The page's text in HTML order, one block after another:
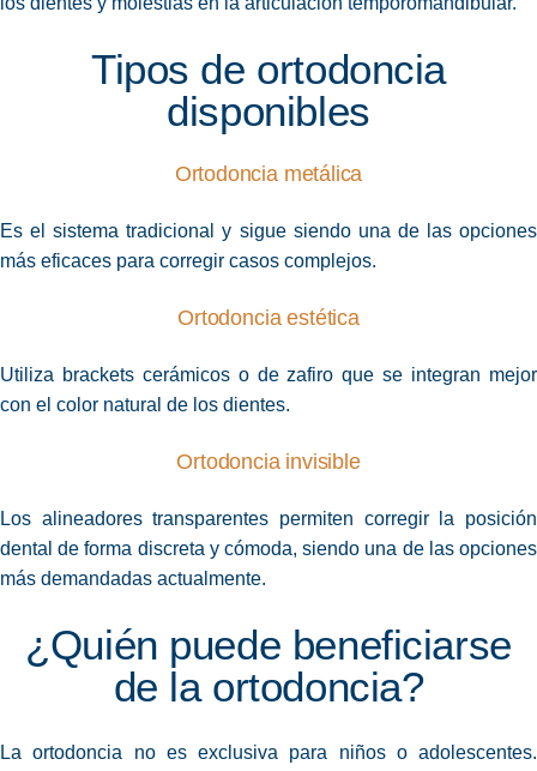
Tipos de ortodoncia
disponibles
Ortodoncia metálica
Es el sistema tradicional y sigue siendo una de las opciones
más eficaces para corregir casos complejos.
Ortodoncia estética
Utiliza brackets cerámicos o de zafiro que se integran mejor
con el color natural de los dientes.
Ortodoncia invisible
Los alineadores transparentes permiten corregir la posición
dental de forma discreta y cómoda, siendo una de las opciones
más demandadas actualmente.
¿Quién puede beneficiarse
de la ortodoncia?
La ortodoncia no es exclusiva para niños o adolescentes.